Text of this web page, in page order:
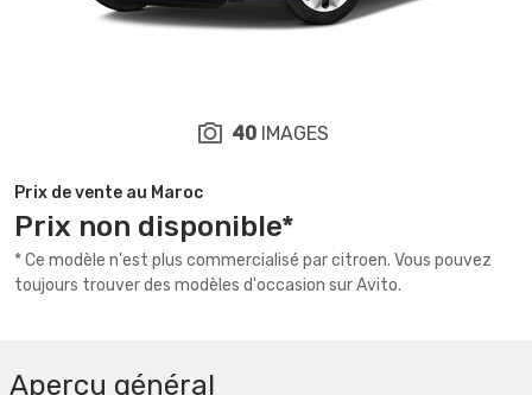
Prix de vente au Maroc
Prix non disponible*
* Ce modèle n'est plus commercialisé par citroen. Vous pouvez
toujours trouver des modèles d'occasion sur Avito.
40 IMAGES
Aperçu général